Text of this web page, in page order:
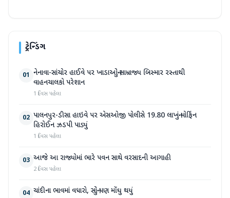
ટ્રેન્ડિંગ
01 નેનાવા-સાંચોર હાઈવે પર ખાડાઓનું સામ્રાજ્ય બિસ્માર રસ્તાથી
વાહનચાલકો પરેશાન
1 દિવસ પહેલા
02 પાલનપુર-ડીસા હાઇવે પર એસઓજી પોલીસે 19.80 લાખનું મોર્ફિન
હિરોઈન ઝડપી પાડ્યું
1 દિવસ પહેલા
03 આજે આ રાજ્યોમાં ભારે પવન સાથે વરસાદની આગાહી
2 દિવસ પહેલા
04 ચાંદીના ભાવમાં વધારો, સોનું પણ મોંઘુ થયું